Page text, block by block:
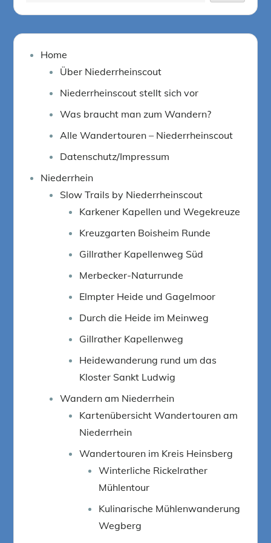
Home
Über Niederrheinscout
Niederrheinscout stellt sich vor
Was braucht man zum Wandern?
Alle Wandertouren – Niederrheinscout
Datenschutz/Impressum
Niederrhein
Slow Trails by Niederrheinscout
Karkener Kapellen und Wegekreuze
Kreuzgarten Boisheim Runde
Gillrather Kapellenweg Süd
Merbecker-Naturrunde
Elmpter Heide und Gagelmoor
Durch die Heide im Meinweg
Gillrather Kapellenweg
Heidewanderung rund um das
Kloster Sankt Ludwig
Wandern am Niederrhein
Kartenübersicht Wandertouren am
Niederrhein
Wandertouren im Kreis Heinsberg
Winterliche Rickelrather
Mühlentour
Kulinarische Mühlenwanderung
Wegberg